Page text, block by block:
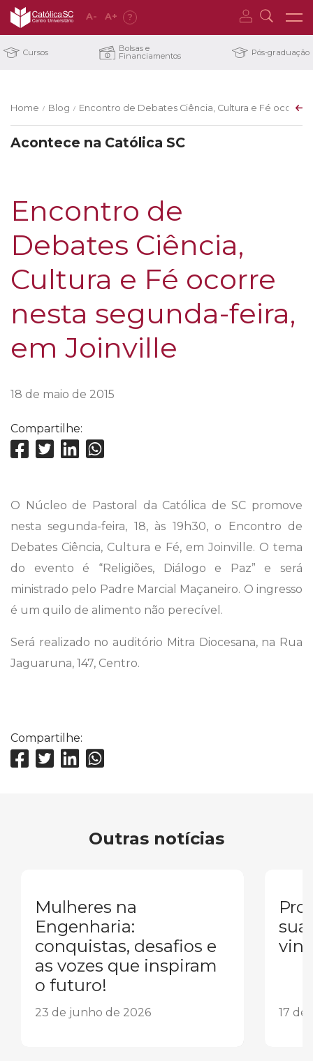
A- A+ ?
Cursos Bolsas e
Financiamentos Pós-graduação
Home / Blog / Encontro de Debates Ciência, Cultura e Fé ocorre
Acontece na Católica SC
Encontro de
Debates Ciência,
Cultura e Fé ocorre
nesta segunda-feira,
em Joinville
18 de maio de 2015
Compartilhe:
O Núcleo de Pastoral da Católica de SC promove
nesta segunda-feira, 18, às 19h30, o Encontro de
Debates Ciência, Cultura e Fé, em Joinville. O tema
do evento é “Religiões, Diálogo e Paz” e será
ministrado pelo Padre Marcial Maçaneiro. O ingresso
é um quilo de alimento não perecível.
Será realizado no auditório Mitra Diocesana, na Rua
Jaguaruna, 147, Centro.
Compartilhe:
Outras notícias
Mulheres na
Engenharia:
conquistas, desafios e
as vozes que inspiram
o futuro!
23 de junho de 2026
sua
17 de